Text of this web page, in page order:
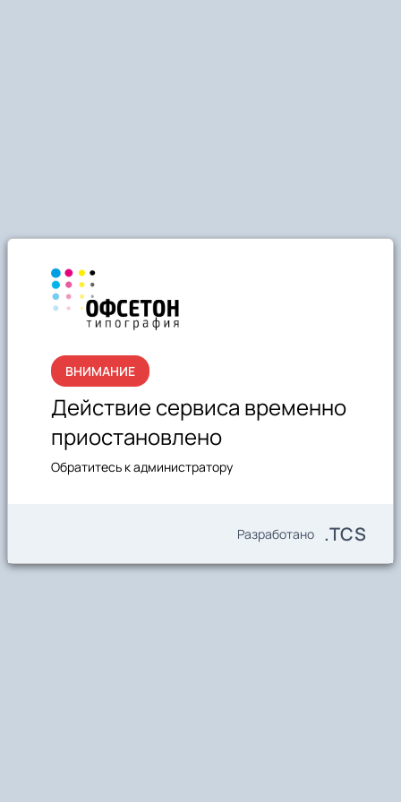
ВНИМАНИЕ
Действие сервиса временно
приостановлено
Обратитесь к администратору
Разработано .TCS